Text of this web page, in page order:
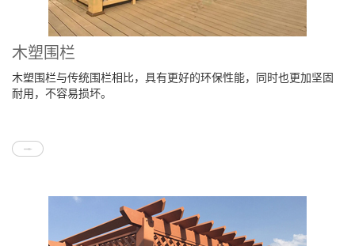
木塑围栏
木塑围栏与传统围栏相比，具有更好的环保性能，同时也更加坚固
耐用，不容易损坏。